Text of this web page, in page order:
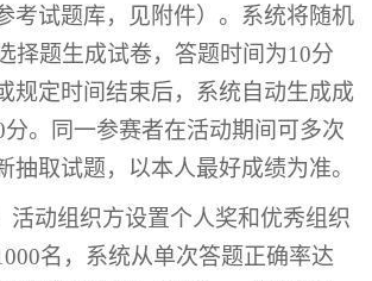
考试题库，见附件）。系统将随机
择题生成试卷，答题时间为10分
规定时间结束后，系统自动生成成
。同一参赛者在活动期间可多次
抽取试题，以本人最好成绩为准。
动组织方设置个人奖和优秀组织
名，系统从单次答题正确率达